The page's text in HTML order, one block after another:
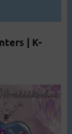
| K-